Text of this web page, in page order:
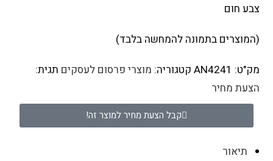
צבע חום
(המוצרים בתמונה להמחשה בלבד)
מק"ט:AN4241קטגוריה:מוצרי פרסום לעסקים תגית:
הצעת מחיר
קבל הצעת מחיר למוצר זה!
תיאור